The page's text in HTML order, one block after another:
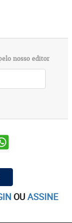
nosso editor
OUASSINE